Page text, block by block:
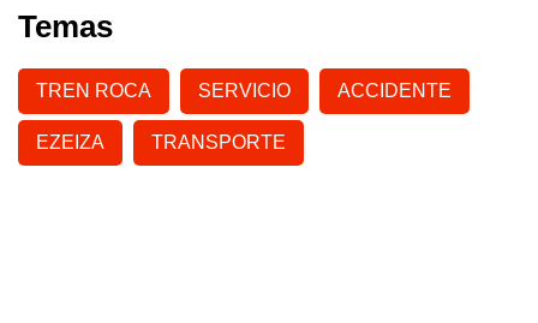
Temas
TREN ROCA SERVICIO ACCIDENTE
EZEIZA TRANSPORTE